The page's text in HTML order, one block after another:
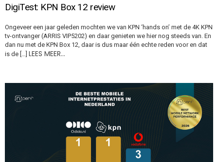
DigiTest: KPN Box 12 review
Ongeveer een jaar geleden mochten we van KPN ‘hands on’ met de 4K KPN
tv-ontvanger (ARRIS VIP5202) en daar genieten we hier nog steeds van. En
dan nu met de KPN Box 12, daar is dus maar één echte reden voor en dat
is de […] LEES MEER…